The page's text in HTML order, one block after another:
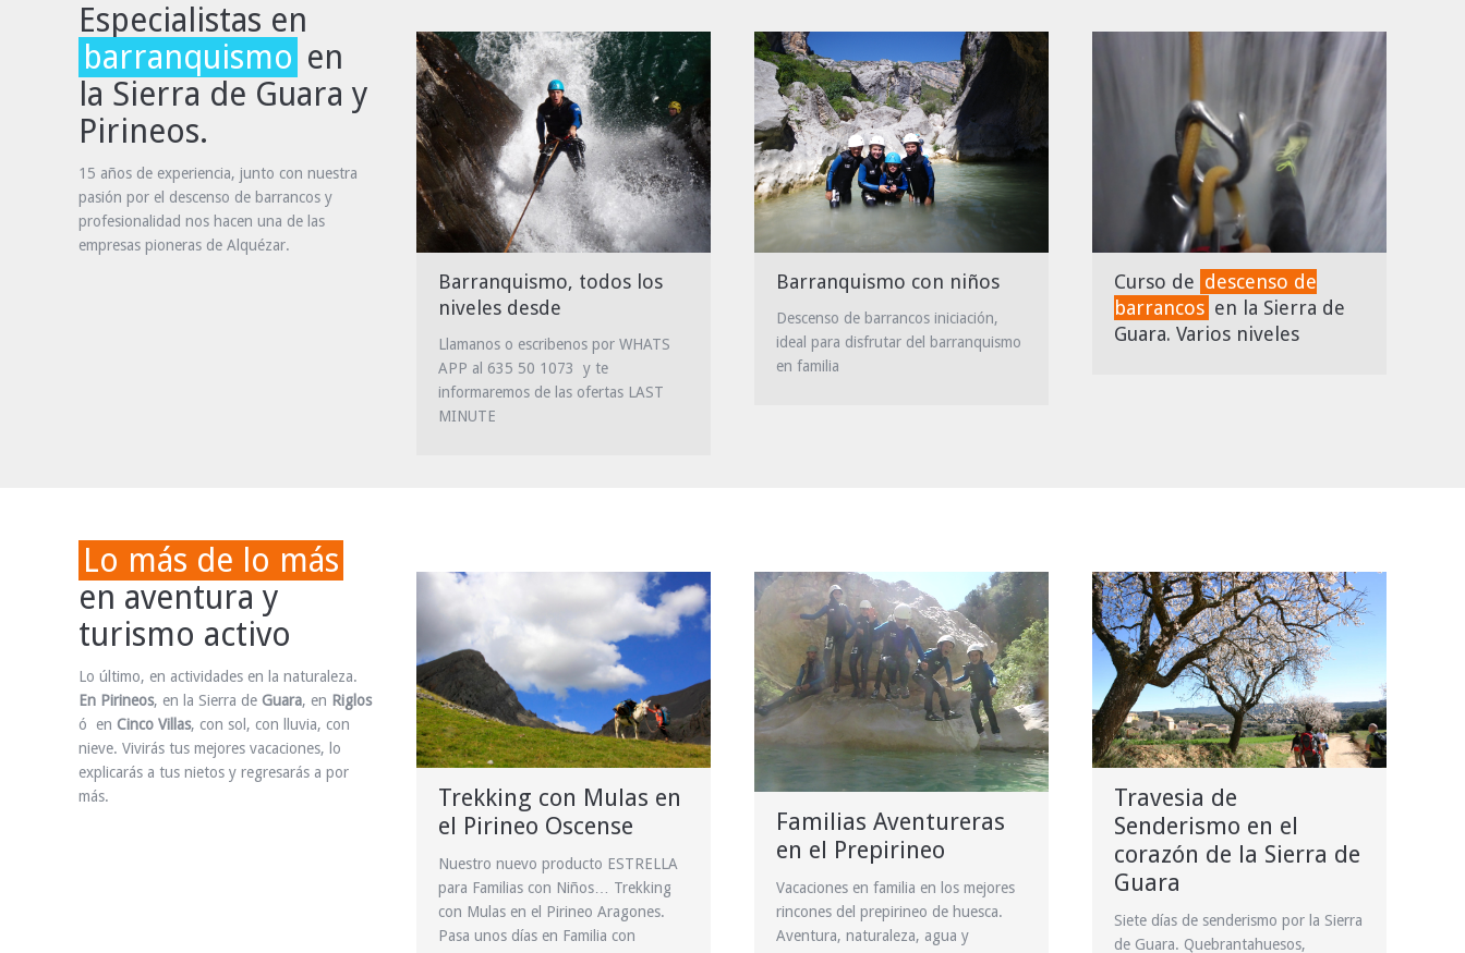
Especialistas en
barranquismo en
la Sierra de Guara y
Pirineos.
15 años de experiencia, junto con nuestra
pasión por el descenso de barrancos y
profesionalidad nos hacen una de las
empresas pioneras de Alquézar.
Barranquismo, todos los
niveles desde
Llamanos o escribenos por WHATS
APP al 635 50 1073 y te
informaremos de las ofertas LAST
MINUTE
Barranquismo con niños
Descenso de barrancos iniciación,
ideal para disfrutar del barranquismo
en familia
Curso de descenso de
barrancos en la Sierra de
Guara. Varios niveles
Lo más de lo más
en aventura y
turismo activo
Lo último, en actividades en la naturaleza.
En Pirineos, en la Sierra de Guara, en Riglos
ó en Cinco Villas, con sol, con lluvia, con
nieve. Vivirás tus mejores vacaciones, lo
explicarás a tus nietos y regresarás a por
más.
Trekking con Mulas en
el Pirineo Oscense
Nuestro nuevo producto ESTRELLA
para Familias con Niños… Trekking
con Mulas en el Pirineo Aragones.
Pasa unos días en Familia con
Familias Aventureras
en el Prepirineo
Vacaciones en familia en los mejores
rincones del prepirineo de huesca.
Aventura, naturaleza, agua y
Travesia de
Senderismo en el
corazón de la Sierra de
Guara
Siete días de senderismo por la Sierra
de Guara. Quebrantahuesos,